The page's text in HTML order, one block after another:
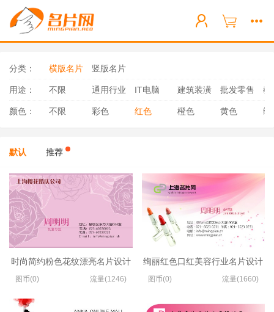
分类： 横版名片 竖版名片
用途： 不限 通用行业 IT电脑 建筑装潢 批发零售 教
颜色： 不限 彩色 红色 橙色 黄色 绿
默认 推荐
时尚简约粉色花纹漂亮名片设计
图币(0) 流量(1246)
绚丽红色口红美容行业名片设计
图币(0) 流量(1660)